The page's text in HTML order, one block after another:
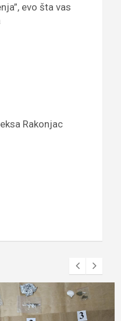
evo šta vas
Rakonjac